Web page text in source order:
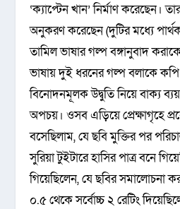
‘ক্যাপ্টেন খান’ নির্মাণ করেছেন।
অনুকরণ করেছেন (দুটির মধ্যে
তামিল ভাষার গল্প বঙ্গানুবাদ
ভাষায় দুই ধরনের গল্প বলাকে
বিনোদনমূলক উদ্বুতি নিয়ে বাক্য
অপচয়। ওসব এড়িয়ে প্রেক্ষাগৃহে
বসেছিলাম, যে ছবি মুক্তির পর
সুরিয়া টুইটারে হাসির পাত্র বনে
গিয়েছিলেন, যে ছবির সমালোচনা
০.৫ থেকে সর্বোচ্চ ২ রেটিং